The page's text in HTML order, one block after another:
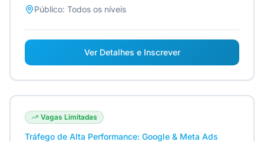
Público: Todos os níveis
Ver Detalhes e Inscrever
Vagas Limitadas
Tráfego de Alta Performance: Google & Meta Ads